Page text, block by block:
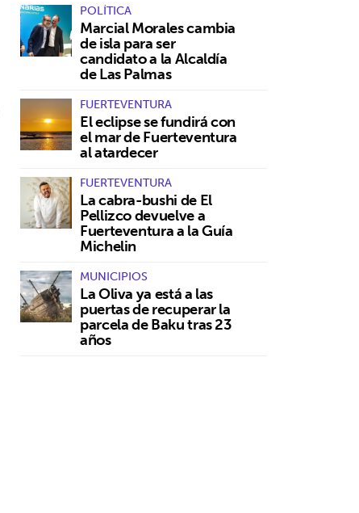
POLÍTICA
Marcial Morales cambia
de isla para ser
candidato a la Alcaldía
de Las Palmas
FUERTEVENTURA
El eclipse se fundirá con
el mar de Fuerteventura
al atardecer
FUERTEVENTURA
La cabra-bushi de El
Pellizco devuelve a
Fuerteventura a la Guía
Michelin
MUNICIPIOS
La Oliva ya está a las
puertas de recuperar la
parcela de Baku tras 23
años